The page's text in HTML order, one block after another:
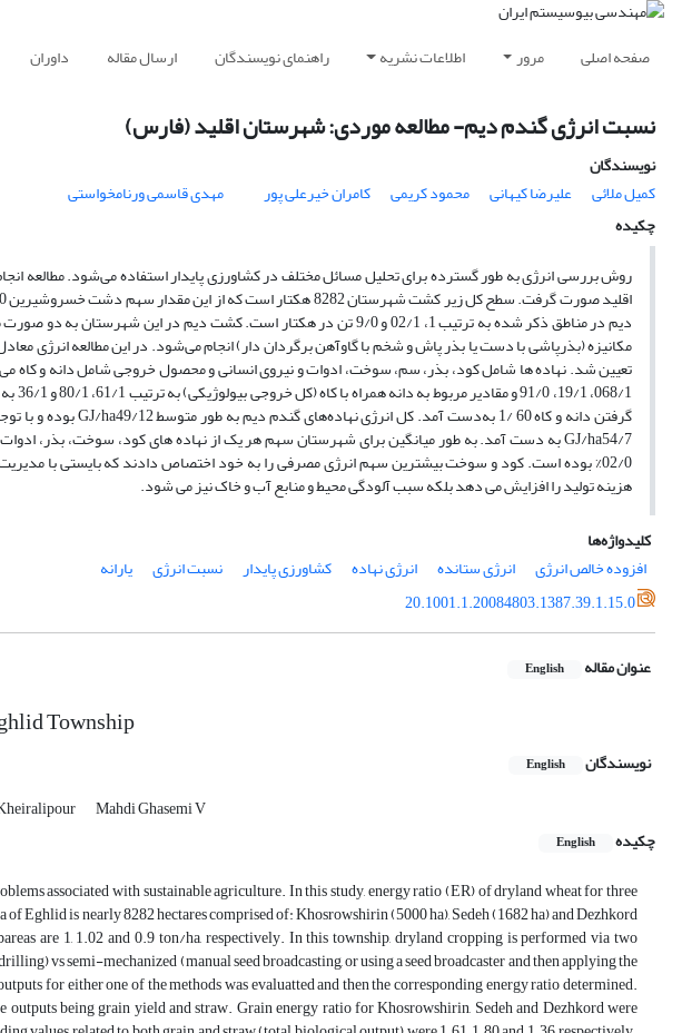
صفحه اصلی مرور اطلاعات نشریه راهنمای نویسندگان ارسال مقاله داوران
نسبت انرژی گندم دیم- مطالعه موردی: شهرستان اقلید (فارس)
نویسندگان
کمیل ملائی
علیرضا کیهانی محمود کریمی کامران خیرعلی پور
مهدی قاسمی ورنامخواستی
چکیده
روش بررسی انرژی به طور گسترده برای تحلیل مسائل مختلف در کشاورزی پایدار استفاده می‌شود. مطالعه
دیم در مناطق ذکر شده به ترتیب 1، 02/1 و 9/0 تن در هکتار است. کشت دیم در
مکانیزه (بذرپاشی با دست یا بذر پاش و شخم با گاوآهن برگردان دار) انجام می‌شود. در این مطالعه
تعیین شد. نهاده ها شامل کود، بذر، سم، سوخت، ادوات و نیروی انسانی و محصول خروجی شامل دانه و
02/0% بوده است. کود و سوخت بیشترین سهم انرژی مصرفی را به خود اختصاص دادند که بایستی با
هزینه تولید را افزایش می دهد بلکه سبب آلودگی محیط و منابع آب و خاک نیز می شود.
کلیدواژه‌ها
افزوده خالص انرژی
انرژی ستانده انرژی نهاده کشاورزی پایدار نسبت انرژی
یارانه
20.1001.1.20084803.1387.39.1.15.0
عنوان مقاله English
Township
نویسندگان English
Mahdi Ghasemi V
چکیده
English
associated with sustainable agriculture. In this study, energy ratio (ER) of dryland wheat for three
Eghlid is nearly 8282 hectares comprised of: Khosrowshirin (5000 ha), Sedeh (1682 ha) and Dezhkord
are 1, 1.02 and 0.9 ton/ha, respectively. In this township, dryland cropping is performed via two
vs semi-mechanized (manual seed broadcasting, or using a seed broadcaster and then applying the
for either one of the methods was evaluatted and then the corresponding energy ratio determined.
outputs being grain yield and straw. Grain energy ratio for Khosrowshirin, Sedeh and Dezhkord were